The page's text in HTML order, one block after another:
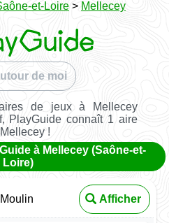
et-Loire > Mellecey
de moi
de jeux à Mellecey
PlayGuide connaît 1 aire
!
à Mellecey (Saône-et-
Loire)
Afficher